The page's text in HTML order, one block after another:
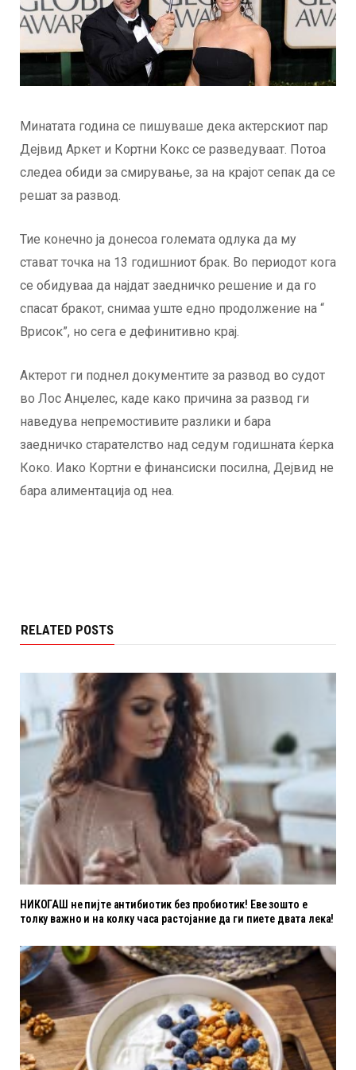
Минатата година се пишуваше дека актерскиот пар
Дејвид Аркет и Кортни Кокс се разведуваат. Потоа
следеа обиди за смирување, за на крајот сепак да се
решат за развод.
Тие конечно ја донесоа големата одлука да му
стават точка на 13 годишниот брак. Во периодот кога
се обидуваа да најдат заедничко решение и да го
спасат бракот, снимаа уште едно продолжение на “
Врисок”, но сега е дефинитивно крај.
Актерот ги поднел документите за развод во судот
во Лос Анџелес, каде како причина за развод ги
наведува непремостивите разлики и бара
заедничко старателство над седум годишната ќерка
Коко. Иако Кортни е финансиски посилна, Дејвид не
бара алиментација од неа.
RELATED POSTS
НИКОГАШ не пијте антибиотик без пробиотик! Еве зошто е
толку важно и на колку часа растојание да ги пиете двата лека!